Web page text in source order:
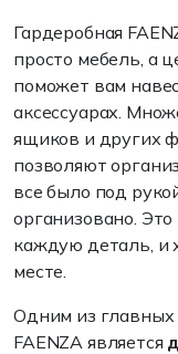
Гардеробная
просто мебель, а
поможет вам
аксессуарах.
ящиков и других
позволяют
все было под
организовано.
каждую деталь, и
месте.
Одним из
FAENZA является